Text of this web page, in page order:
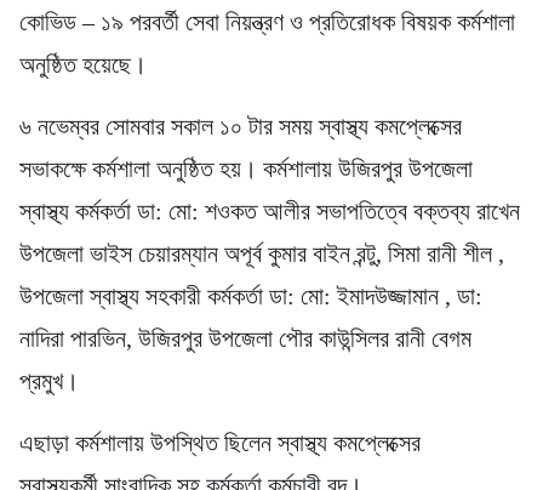
কোভিড – ১৯ পরবর্তী সেবা নিয়ন্ত্রণ ও প্রতিরোধক বিষয়ক কর্মশালা
অনুষ্ঠিত হয়েছে।
৬ নভেম্বর সোমবার সকাল ১০ টার সময় স্বাস্থ্য কমপ্লেক্সের
সভাকক্ষে কর্মশালা অনুষ্ঠিত হয়। কর্মশালায় উজিরপুর উপজেলা
স্বাস্থ্য কর্মকর্তা ডা: মো: শওকত আলীর সভাপতিত্বে বক্তব্য রাখেন
উপজেলা ভাইস চেয়ারম্যান অপূর্ব কুমার বাইন রন্টু, সিমা রানী শীল ,
উপজেলা স্বাস্থ্য সহকারী কর্মকর্তা ডা: মো: ইমাদউজ্জামান , ডা:
নাদিরা পারভিন, উজিরপুর উপজেলা পৌর কাউন্সিলর রানী বেগম
প্রমুখ।
এছাড়া কর্মশালায় উপস্থিত ছিলেন স্বাস্থ্য কমপ্লেক্সের